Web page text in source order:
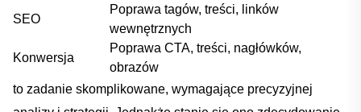
SEO
Poprawa tagów, treści,‍ linków
wewnętrznych
Konwersja
Poprawa CTA, treści, nagłówków,
obrazów
to⁣ zadanie skomplikowane,‍ wymagające⁢ precyzyjnej